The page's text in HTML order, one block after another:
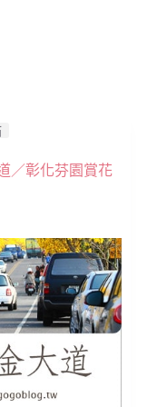
／彰化芬園賞花